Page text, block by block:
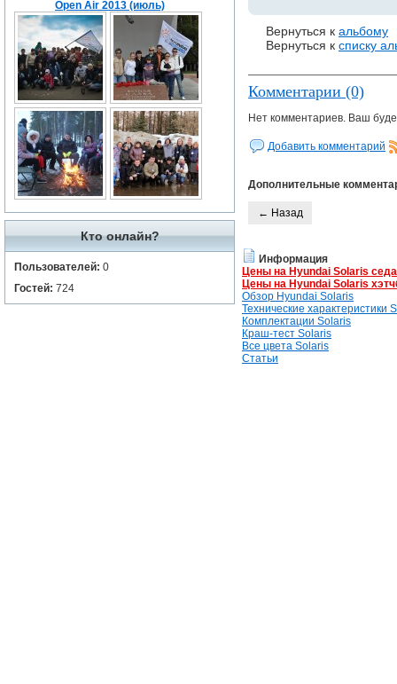
Open Air 2013 (июль)
Кто онлайн?
Пользователей: 0
Гостей: 724
Вернуться к альбому
Вернуться к списку
Комментарии (0)
Нет комментариев. Ваш
Добавить комментарий
Дополнительные
← Назад
Информация
Цены на Hyundai Solaris
Цены на Hyundai Solaris
Обзор Hyundai Solaris
Технические характеристики
Комплектации Solaris
Краш-тест Solaris
Все цвета Solaris
Статьи